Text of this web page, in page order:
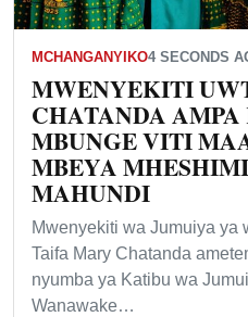
MCHANGANYIKO4 SECONDS
MWENYEKITI
CHATANDA
MBUNGE VITI
MBEYA
MAHUNDI
Mwenyekiti wa Jumuiya ya
Taifa Mary Chatanda
nyumba ya Katibu wa
Wanawake…